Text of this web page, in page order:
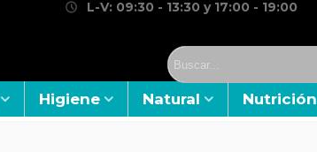
L-V: 09:30 - 13:30 y 17:00 - 19:00
Higiene Natural Nutrición